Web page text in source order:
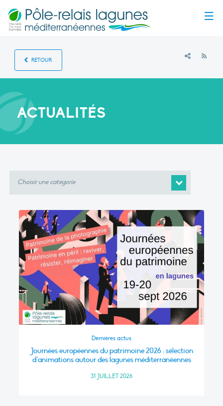
RETOUR
ACTUALITÉS
Dernières actus
Journées européennes du patrimoine 2026 : sélection
d’animations autour des lagunes méditerranéennes
31 JUILLET 2026